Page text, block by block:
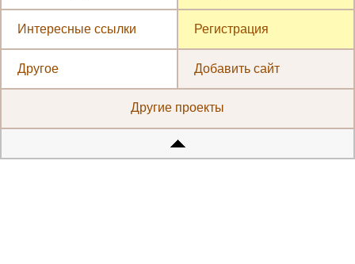
Интересные ссылки
Другое
Регистрация
Добавить сайт
Другие проекты